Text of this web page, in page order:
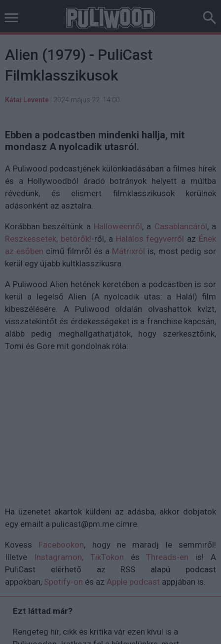
Alien (1979) - PuliCast
Filmklasszikusok
Kátai Levente 2024 május 22. 14:00
Ebben a podcastben mindenki hallja, mit
mondasz A nyolcadik utasról.
A Puliwood podcastjének különkiadásában a filmes hírek
és a Hollywoodból áradó botrányok helyett a múltba
révedünk, és elismert filmklasszikusok kerülnek
adásonként az asztalra.
Korábban beszéltünk a Halloweenről, a Casablancáról, a
Reszkessetek, betörők!-ről, a Halálos fegyverről az Ének
az esőben című filmről és a Mátrixról is, most pedig sor
kerül egy újabb kultklasszikusra.
A Puliwood Alien hetének keretében a podcastben is sor
kerül a legelső Alien (A nyolcadik utas: a Halál) film
kibeszélésére. A ⁠Puliwood oldalán⁠ olvashattok kvízt,
visszatekintőt és érdekességeket is a franchise kapcsán,
alább pedig meghallgathatjátok, hogy szerkesztőink,
Tomi és Gore mit gondolnak róla:
Ha üzenetet akartok küldeni az adásba, akkor dobjatok
egy emailt a pulicast@pm.me címre.
Kövess Facebookon, hogy ne maradj le semmiről!
Illetve
Instagramon, TikTokon ésThreads-en is! A
PuliCast elérhető az RSS alapú podcast
appokban, Spotify-on és az Apple podcast appjában is.
Ezt láttad már?
Rengeteg hír, cikk és kritika vár ezen kívül is a